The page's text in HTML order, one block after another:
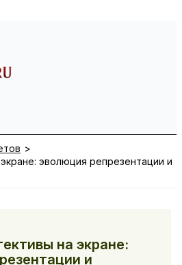
эволюция репрезентации и
на экране:
и